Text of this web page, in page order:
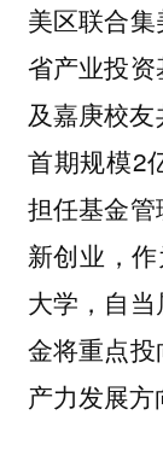
美区联合
省产业投
及嘉庚校友
首期规模2
担任基金
新创业，
大学，自
金将重点
产力发展方